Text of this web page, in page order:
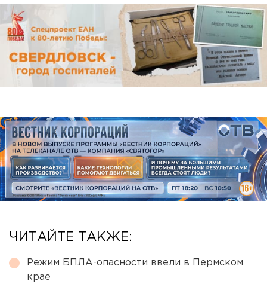
ЧИТАЙТЕ ТАКЖЕ:
Режим БПЛА-опасности ввели в Пермском
крае